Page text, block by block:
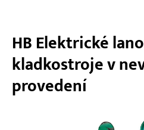
HB Elektrické
kladkostroje v
provedení